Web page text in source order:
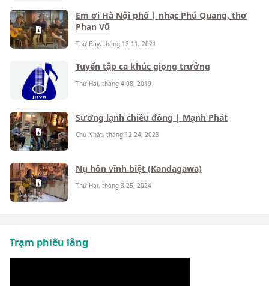
Em ơi Hà Nội phố | nhạc Phú Quang, thơ
Phan Vũ
Thứ Bảy, tháng 12 11, 2021
Tuyển tập ca khúc giọng trưởng
Thứ Hai, tháng 4 08, 2019
Sương lạnh chiều đông | Mạnh Phát
Chủ Nhật, tháng 12 24, 2023
Nụ hôn vĩnh biệt (Kandagawa)
Thứ Hai, tháng 3 25, 2024
Trạm phiêu lãng